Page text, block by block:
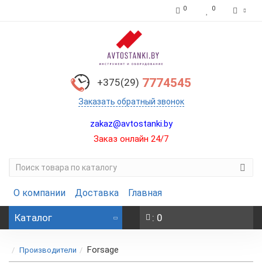
0 0
+375(29) 7774545
Заказать обратный звонок
zakaz@avtostanki.by
Заказ онлайн 24/7
О компании Доставка Главная
Каталог : 0
Производители Forsage